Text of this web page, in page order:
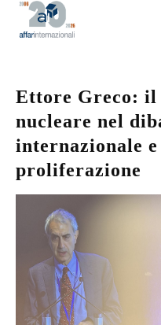
Ettore Greco:
nucleare nel
internazionale
proliferazione